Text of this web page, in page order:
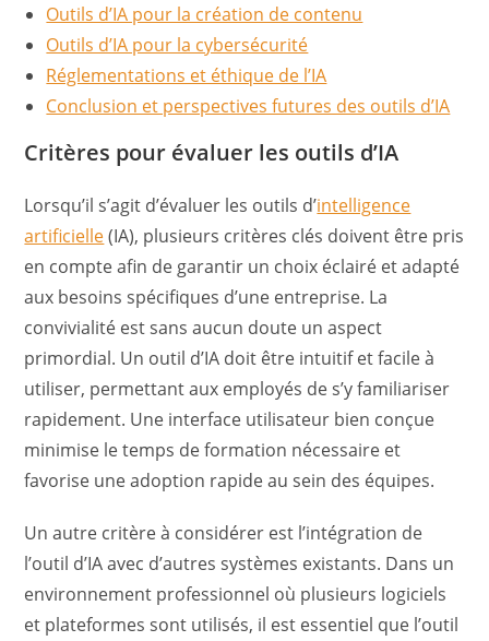
Outils d’IA pour la création de contenu
Outils d’IA pour la cybersécurité
Réglementations et éthique de l’IA
Conclusion et perspectives futures des outils d’IA
Critères pour évaluer les outils d’IA
Lorsqu’il s’agit d’évaluer les outils d’intelligence
artificielle(IA), plusieurs critères clés doivent être pris
en compte afin de garantir un choix éclairé et adapté
aux besoins spécifiques d’une entreprise. La
convivialité est sans aucun doute un aspect
primordial. Un outil d’IA doit être intuitif et facile à
utiliser, permettant aux employés de s’y familiariser
rapidement. Une interface utilisateur bien conçue
minimise le temps de formation nécessaire et
favorise une adoption rapide au sein des équipes.
Un autre critère à considérer est l’intégration de
l’outil d’IA avec d’autres systèmes existants. Dans un
environnement professionnel où plusieurs logiciels
et plateformes sont utilisés, il est essentiel que l’outil